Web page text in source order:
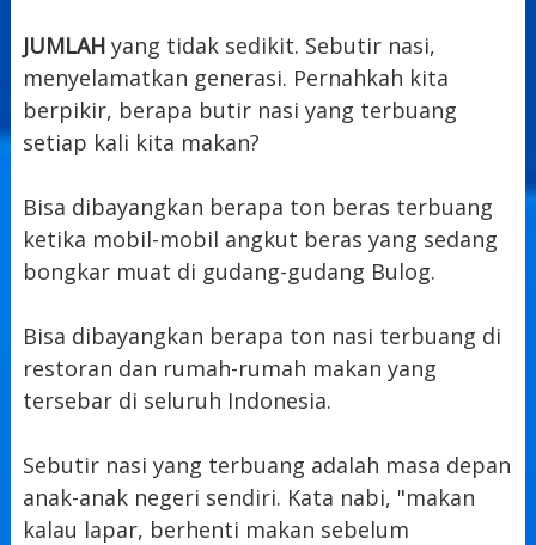
JUMLAHyang tidak sedikit. Sebutir nasi,
menyelamatkan generasi. Pernahkah kita
berpikir, berapa butir nasi yang terbuang
setiap kali kita makan?
Bisa dibayangkan berapa ton beras terbuang
ketika mobil-mobil angkut beras yang sedang
bongkar muat di gudang-gudang Bulog.
Bisa dibayangkan berapa ton nasi terbuang di
restoran dan rumah-rumah makan yang
tersebar di seluruh Indonesia.
Sebutir nasi yang terbuang adalah masa depan
anak-anak negeri sendiri. Kata nabi, "makan
kalau lapar, berhenti makan sebelum